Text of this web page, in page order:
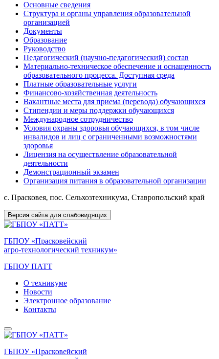
Основные сведения
Структура и органы управления образовательной
организацией
Документы
Образование
Руководство
Педагогический (научно-педагогический) состав
Материально-техническое обеспечение и оснащенность
образовательного процесса. Доступная среда
Платные образовательные услуги
Финансово-хозяйственная деятельность
Вакантные места для приема (перевода) обучающихся
Стипендии и меры поддержки обучающихся
Международное сотрудничество
Условия охраны здоровья обучающихся, в том числе
инвалидов и лиц с ограниченными возможностями
здоровья
Лицензия на осуществление образовательной
деятельности
Демонстрационный экзамен
Организация питания в образовательной организации
с. Прасковея, пос. Сельхозтехникума, Ставропольский край
Версия сайта для слабовидящих
ГБПОУ «Прасковейский
агро-технологический техникум»
ГБПОУ ПАТТ
О техникуме
Новости
Электронное образование
Контакты
ГБПОУ «Прасковейский